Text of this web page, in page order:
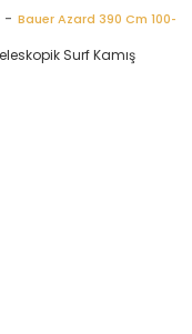
Bauer Azard 390 Cm 100-